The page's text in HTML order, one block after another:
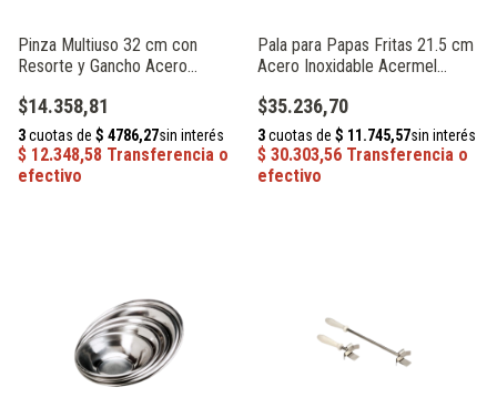
Pinza Multiuso 32 cm con
Resorte y Gancho Acero
$14.358,81
Pala para Papas Fritas 21.5 cm
Acero Inoxidable Acermel
$35.236,70